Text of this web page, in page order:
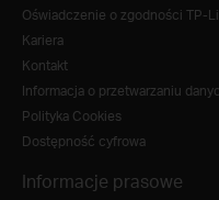
Oświadczenie o zgodności TP-
Kariera
Kontakt
Informacja o przetwarzaniu
Polityka Cookies
Dostępność cyfrowa
Informacje prasowe